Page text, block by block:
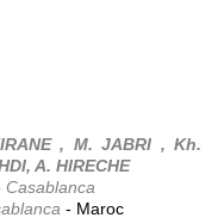
, M. JABRI , Kh.
A. HIRECHE
- Maroc